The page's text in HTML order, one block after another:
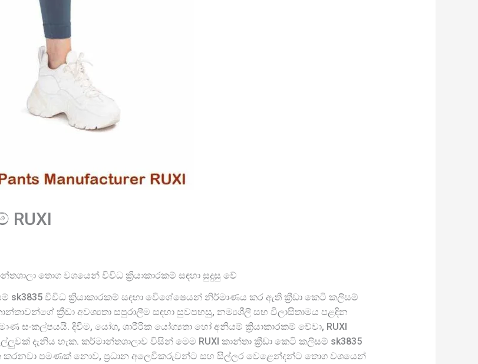
තොග වශයෙන් විවිධ ක්‍රියාකාරකම් සඳහා සුදුසු වේ
sk3835 විවිධ ක්‍රියාකාරකම් සඳහා විෙශේෂෙයන් නිර්මාණය කර ඇති ක්‍රීඩා කෙටි කලිසම්
ක්‍රීඩා අවශ්‍යතා සපුරාලීම සඳහා සුවපහසු, නම්‍යශීලී සහ විලාසිතාමය පළඳින
සංකල්පයයි. දිවීම, යෝග, ශාරීරික යෝග්‍යතා හෝ අනියම් ක්‍රියාකාරකම් වේවා, RUXI
දැනිය හැක. කර්මාන්තශාලාව විසින් මෙම RUXI කාන්තා ක්‍රීඩා කෙටි කලිසම් sk3835
පමණක් නොව, ප්‍රධාන අලෙවිකරුවන්ට සහ සිල්ලර වෙළෙන්දන්ට තොග වශයෙන්